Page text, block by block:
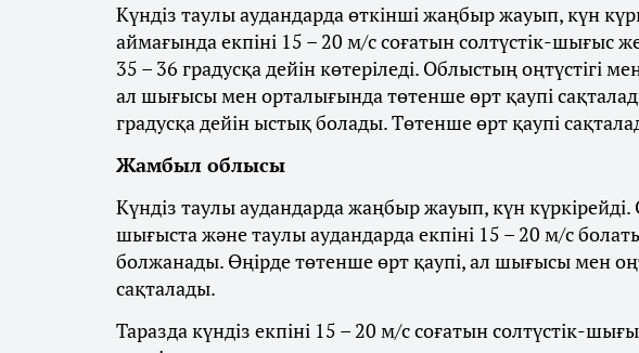
Күндіз таулы аудандарда өткінші жаңбыр жауып, күн
аймағында екпіні 15 – 20 м/с соғатын солтүстік-шығыс
35 – 36 градусқа дейін көтеріледі. Облыстың оңтүстігі
ал шығысы мен орталығында төтенше өрт қаупі
градусқа дейін ыстық болады. Төтенше өрт қаупі
Жамбыл облысы
Күндіз таулы аудандарда жаңбыр жауып, күн күркірейді.
шығыста және таулы аудандарда екпіні 15 – 20 м/с
болжанады. Өңірде төтенше өрт қаупі, ал шығысы мен
сақталады.
Таразда күндіз екпіні 15 – 20 м/с соғатын солтүстік-